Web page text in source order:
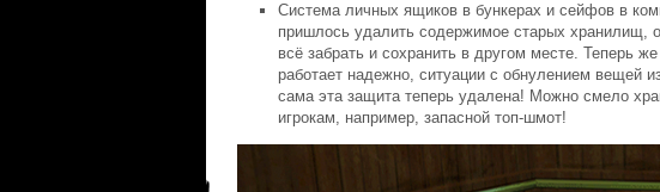
Система личных ящиков в бункерах и сейфов в
пришлось удалить содержимое старых хранилищ,
всё забрать и сохранить в другом месте. Теперь
работает надежно, ситуации с обнулением вещей
сама эта защита теперь удалена! Можно смело
игрокам, например, запасной топ-шмот!